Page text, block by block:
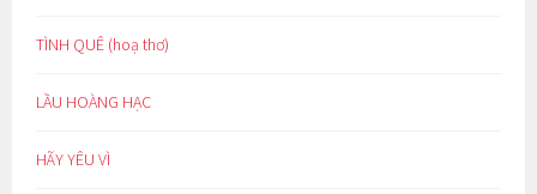
TÌNH QUÊ (hoạ thơ)
LẦU HOÀNG HẠC
HÃY YÊU VÌ